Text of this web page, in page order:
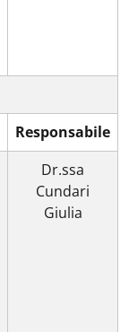
Responsabile
Dr.ssa
Cundari
Giulia